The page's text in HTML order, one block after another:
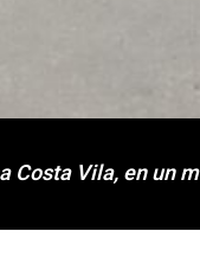
Costa Vila, en un